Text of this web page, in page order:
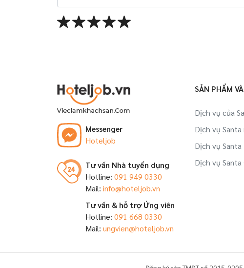
Messenger
Hoteljob
Tư vấn Nhà tuyển dụng
Hotline: 091 949 0330
Mail: info@hoteljob.vn
Tư vấn & hỗ trợ Ứng viên
Hotline: 091 668 0330
Mail: ungvien@hoteljob.vn
SẢN PHẨM
Dịch vụ của
Dịch vụ Santa
Dịch vụ
Dịch vụ Santa